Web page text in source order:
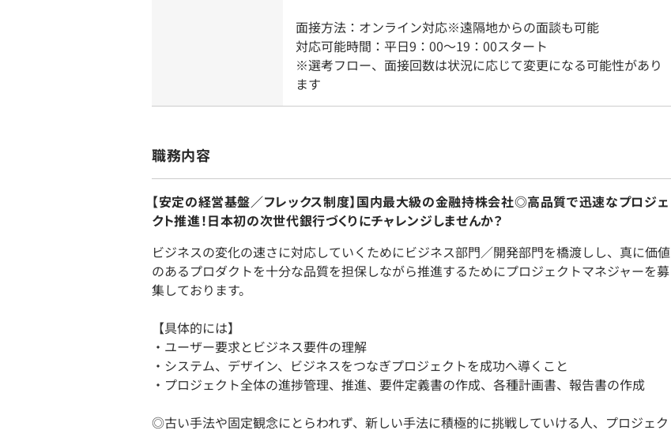
面接方法：オンライン対応※遠隔地からの面談も可能
対応可能時間：平日9：00〜19：00スタート
※選考フロー、面接回数は状況に応じて変更になる可能性があり
ます
職務内容
【安定の経営基盤／フレックス制度】国内最大級の金融持株会社◎高品質で迅速なプロジェ
クト推進！日本初の次世代銀行づくりにチャレンジしませんか？
ビジネスの変化の速さに対応していくためにビジネス部門／開発部門を橋渡しし、真に価値
のあるプロダクトを十分な品質を担保しながら推進するためにプロジェクトマネジャーを募
集しております。
【具体的には】
・ユーザー要求とビジネス要件の理解
・システム、デザイン、ビジネスをつなぎプロジェクトを成功へ導くこと
・プロジェクト全体の進捗管理、推進、要件定義書の作成、各種計画書、報告書の作成
◎古い手法や固定観念にとらわれず、新しい手法に積極的に挑戦していける人、プロジェク